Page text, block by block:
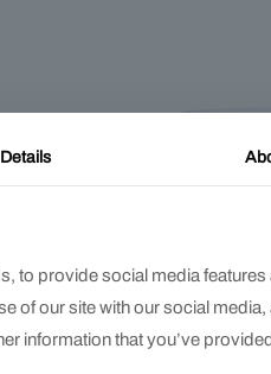
Details
to provide social media features
of our site with our social media,
information that you’ve